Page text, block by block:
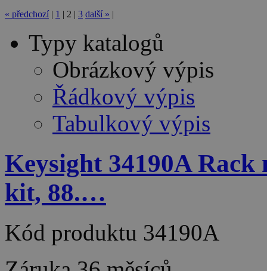
« předchozí 1 2 3 další »
Typy katalogů
Obrázkový výpis
Řádkový výpis
Tabulkový výpis
Keysight 34190A
kit, 88.…
Kód produktu 34190A